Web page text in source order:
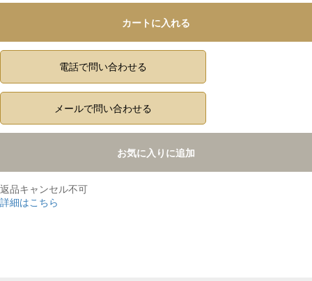
カートに入れる
電話で問い合わせる
メールで問い合わせる
お気に入りに追加
返品キャンセル不可
詳細はこちら